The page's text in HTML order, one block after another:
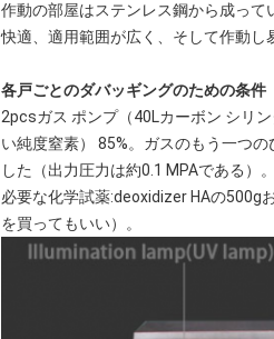
作動の部屋はステンレス鋼から成って
快適、適用範囲が広く、そして作動し
各戸ごとのダバッギングのための条件
2pcsガス ポンプ（40Lカーボン シリ
い純度窒素） 85%。ガスのもう一つ
した（出力圧力は約0.1 MPAである）。
必要な化学試薬:deoxidizer HAの
を買ってもいい）。